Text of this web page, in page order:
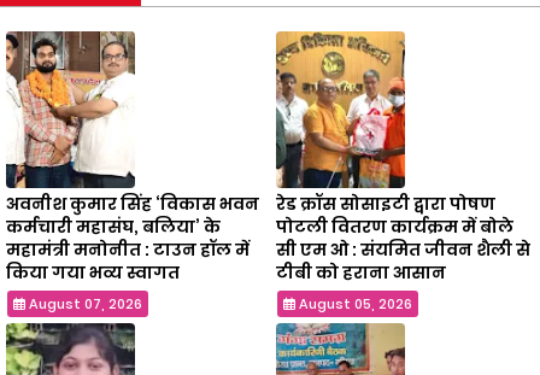
अवनीश कुमार सिंह ‘विकास भवन
कर्मचारी महासंघ, बलिया’ के
महामंत्री मनोनीत : टाउन हॉल में
किया गया भव्य स्वागत
August 07, 2026
रेड क्रॉस सोसाइटी द्वारा पोषण
पोटली वितरण कार्यक्रम में बोले
सी एम ओ : संयमित जीवन शैली से
टीबी को हराना आसान
August 05, 2026